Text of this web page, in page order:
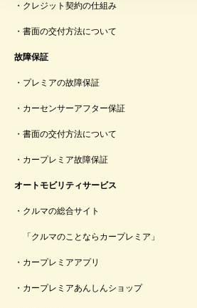
クレジット契約の仕組み
書面の交付方法について
故障保証
プレミアの故障保証
カーセンサーアフター保証
書面の交付方法について
カープレミア故障保証
オートモビリティサービス
クルマの総合サイト
「クルマのことならカープレミア」
カープレミアアプリ
カープレミアあんしんショップ